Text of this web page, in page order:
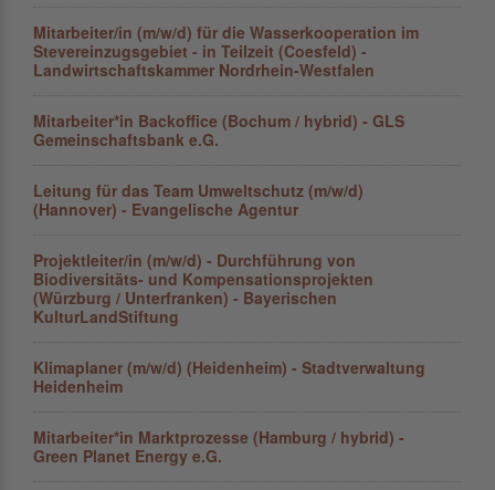
Mitarbeiter/in (m/w/d) für die Wasserkooperation im
Stevereinzugsgebiet - in Teilzeit (Coesfeld) -
Landwirtschaftskammer Nordrhein-Westfalen
Mitarbeiter*in Backoffice (Bochum / hybrid) - GLS
Gemeinschaftsbank e.G.
Leitung für das Team Umweltschutz (m/w/d)
(Hannover) - Evangelische Agentur
Projektleiter/in (m/w/d) - Durchführung von
Biodiversitäts- und Kompensationsprojekten
(Würzburg / Unterfranken) - Bayerischen
KulturLandStiftung
Klimaplaner (m/w/d) (Heidenheim) - Stadtverwaltung
Heidenheim
Mitarbeiter*in Marktprozesse (Hamburg / hybrid) -
Green Planet Energy e.G.